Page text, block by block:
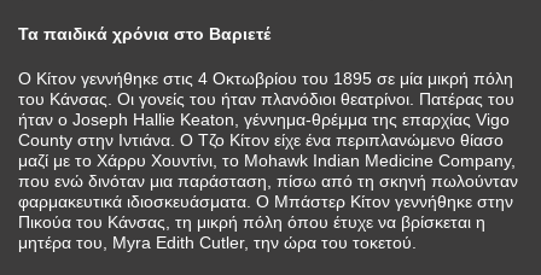
Τα παιδικά χρόνια στο Βαριετέ
Ο Κίτον γεννήθηκε στις 4 Οκτωβρίου του 1895 σε μία μικρή πόλη
του Κάνσας. Οι γονείς του ήταν πλανόδιοι θεατρίνοι. Πατέρας του
ήταν ο Joseph Hallie Keaton, γέννημα-θρέμμα της επαρχίας Vigo
County στην Ιντιάνα. Ο Τζο Κίτον είχε ένα περιπλανώμενο θίασο
μαζί με το Χάρρυ Χουντίνι, το Mohawk Indian Medicine Company,
που ενώ δινόταν μια παράσταση, πίσω από τη σκηνή πωλούνταν
φαρμακευτικά ιδιοσκευάσματα. Ο Μπάστερ Κίτον γεννήθηκε στην
Πικούα του Κάνσας, τη μικρή πόλη όπου έτυχε να βρίσκεται η
μητέρα του, Myra Edith Cutler, την ώρα του τοκετού.